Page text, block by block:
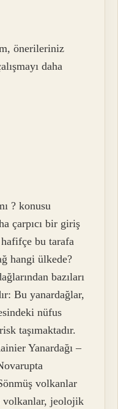
önerileriniz
daha
? konusu
çarpıcı bir giriş
bu tarafa
hangi ülkede?
bazıları
Bu yanardağlar,
nüfus
taşımaktadır.
Yanardağı –
volkanlar
volkanlar, jeolojik